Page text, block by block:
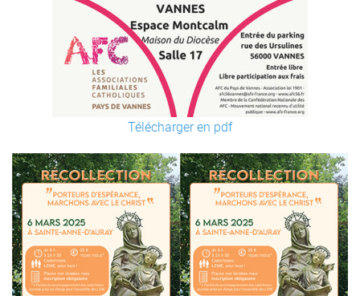
Télécharger en pdf